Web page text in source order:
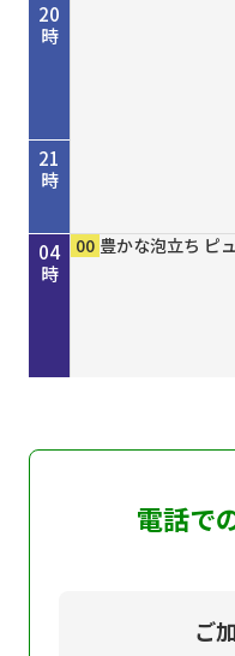
20
時
21
時
22
時
23
時
00
時
01
時
02
時
03
時
04
時
45 歴史街道 ＃４４
00 考えよう「平和
50 しまねＦｕｔｕ
00 ［再］ミルっく
00 ホトケ女史のぶ
15 歴史街道 ＃４４
30 Ｄａｙ Ｔｒｉ
45 ＧＯ！ＧＯ！関
00 MAHARA
00 豊かな泡立ち ピ
00 豊かな泡立ち ピ
00 豊かな泡立ち ピ
電話で
ご